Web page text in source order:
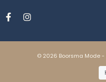
© 2026 Boorsma Mode -